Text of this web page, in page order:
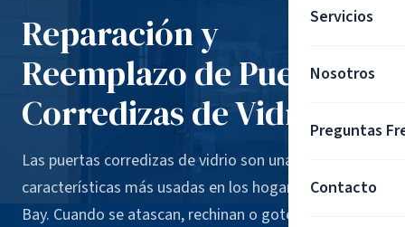
Servicios
Nosotros
Preguntas
Contacto
Reparación y
Reemplazo de Puertas
Corredizas de Vidrio
Las puertas corredizas de vidrio son una de las
características más usadas en los hogares de Tampa
Bay. Cuando se atascan, rechinan o gotean, la vida